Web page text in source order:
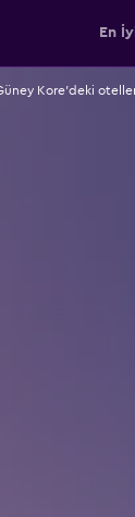
En
Kore'deki